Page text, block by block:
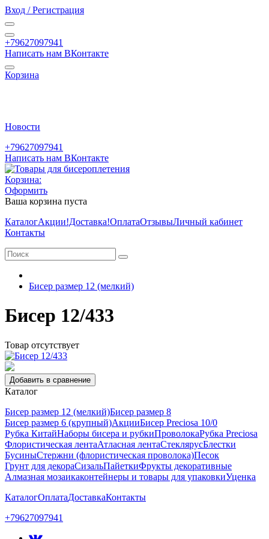
Вход / Регистрация
+79627097941
Написать нам ВКонтакте
Корзина
Новости
+79627097941
Написать нам ВКонтакте
Корзина:
Оформить
Ваша корзина пуста
КаталогАкции!Доставка!ОплатаОтзывыЛичный кабинет
Контакты
Бисер размер 12 (мелкий)
Бисер 12/433
Товар отсутствует
Добавить в сравнение
Каталог
Бисер размер 12 (мелкий)Бисер размер 8
Бисер размер 6 (крупный)АкцииБисер Preciosa 10/0
Рубка КитайНаборы бисера и рубкиПроволокаРубка Preciosa
Флористическая лентаАтласная лентаСтеклярусБлестки
БусиныСтержни (флористическая проволока)Песок
Грунт для декораСизальПайеткиФрукты декоративные
Алмазная мозаикаконтейнеры и товары для упаковкиУценка
КаталогОплатаДоставкаКонтакты
+79627097941